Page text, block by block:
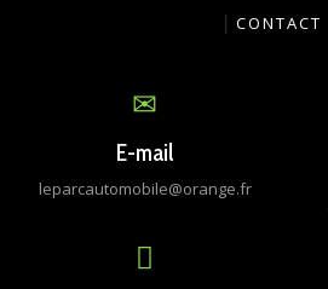
| CONTACT
E-mail
leparcautomobile@orange.fr